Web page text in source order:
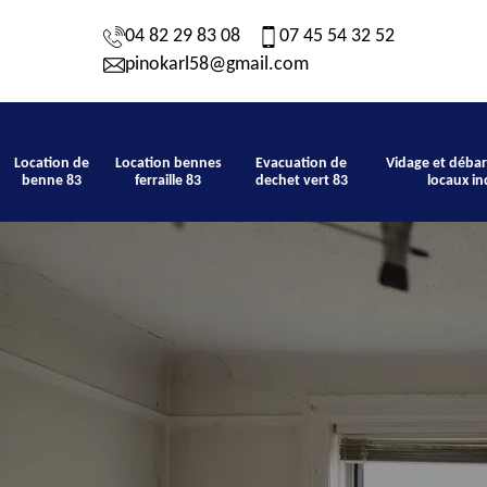
04 82 29 83 08
07 45 54 32 52
pinokarl58@gmail.com
Location de
benne 83
Location bennes
ferraille 83
Evacuation de
dechet vert 83
Vidage et
locaux